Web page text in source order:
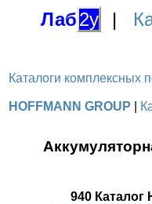
Лаб2у |
Каталоги комплексных
HOFFMANN GROUP
940